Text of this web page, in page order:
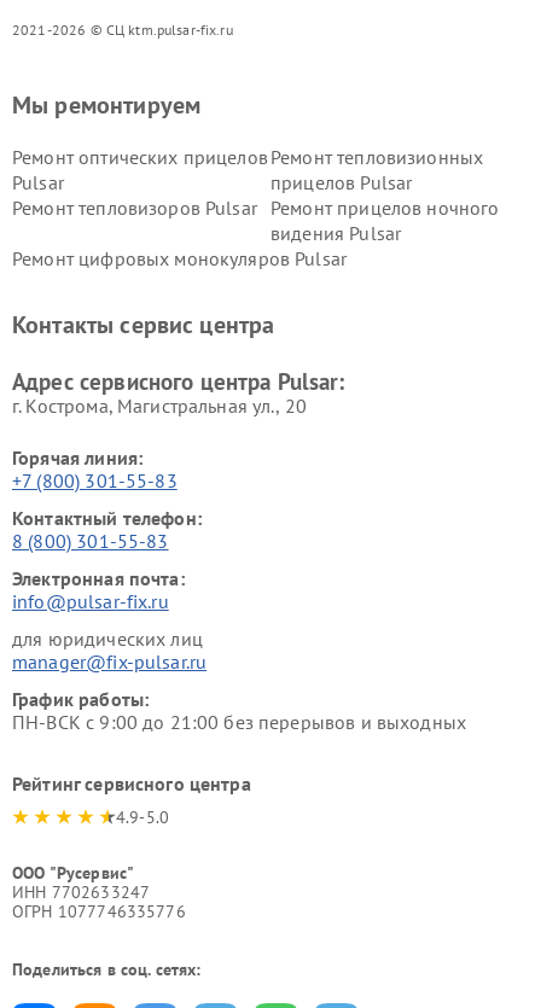
2021-2026 © СЦ ktm.pulsar-fix.ru
Мы ремонтируем
Ремонт оптических прицелов
Pulsar
Ремонт тепловизионных
прицелов Pulsar
Ремонт тепловизоров Pulsar
Ремонт прицелов ночного
видения Pulsar
Ремонт цифровых монокуляров Pulsar
Контакты сервис центра
Адрес сервисного центра Pulsar:
г. Кострома, Магистральная ул., 20
Горячая линия:
+7 (800) 301-55-83
Контактный телефон:
8 (800) 301-55-83
Электронная почта:
info@pulsar-fix.ru
для юридических лиц
manager@fix-pulsar.ru
График работы:
ПН-ВСК с 9:00 до 21:00 без перерывов и выходных
Рейтинг сервисного центра
4.9-5.0
ООО "Русервис"
ИНН 7702633247
ОГРН 1077746335776
Поделиться в соц. сетях: